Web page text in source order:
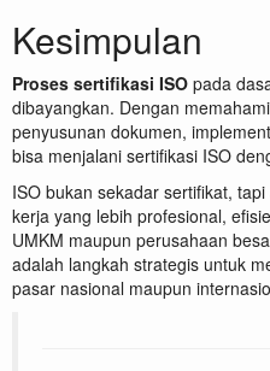
Kesimpulan
Proses sertifikasi ISO pada
dibayangkan. Dengan
penyusunan dokumen,
bisa menjalani sertifikasi ISO
ISO bukan sekadar sertifikat,
kerja yang lebih profesional,
UMKM maupun perusahaan
adalah langkah strategis untuk
pasar nasional maupun